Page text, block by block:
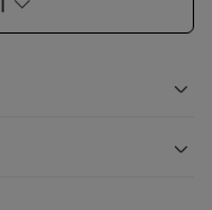
내용
내용